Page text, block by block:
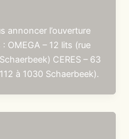
annoncer l’ouverture
OMEGA – 12 lits (rue
CERES – 63
à 1030 Schaerbeek).